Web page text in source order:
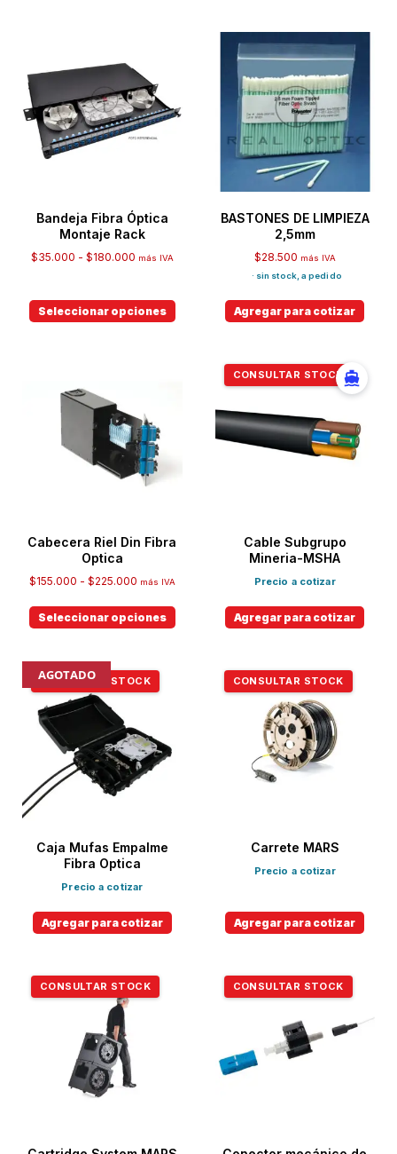
Bandeja Fibra Óptica
Montaje Rack
$35.000 - $180.000 más IVA
Seleccionar opciones
BASTONES DE LIMPIEZA
2,5mm
$28.500 más IVA
· sin stock, a pedido
Agregar para cotizar
Cabecera Riel Din Fibra
Optica
$155.000 - $225.000 más IVA
Seleccionar opciones
CONSULTAR STOCK
Cable Subgrupo
Mineria-MSHA
Precio a cotizar
Agregar para cotizar
CONSULTAR STOCK
AGOTADO
Caja Mufas Empalme
Fibra Optica
Precio a cotizar
Agregar para cotizar
CONSULTAR STOCK
Carrete MARS
Precio a cotizar
Agregar para cotizar
CONSULTAR STOCK CONSULTAR STOCK